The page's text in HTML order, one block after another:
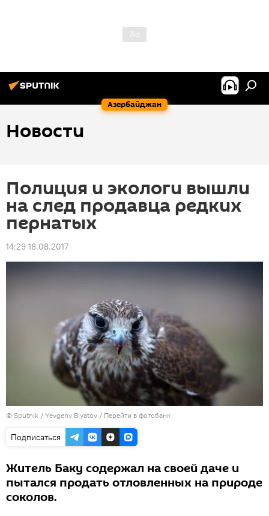
Азербайджан
Новости
Полиция и экологи вышли
на след продавца редких
пернатых
14:29 18.08.2017
© Sputnik / Yevgeny Biyatov / Перейти в фотобанк
Подписаться
Житель Баку содержал на своей даче и
пытался продать отловленных на природе
соколов.